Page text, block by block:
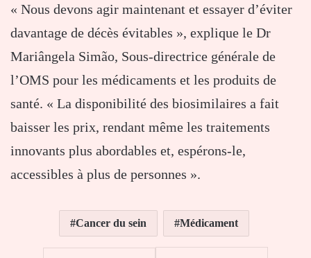
« Nous devons agir maintenant et essayer d’éviter
davantage de décès évitables », explique le Dr
Mariângela Simão, Sous-directrice générale de
l’OMS pour les médicaments et les produits de
santé. « La disponibilité des biosimilaires a fait
baisser les prix, rendant même les traitements
innovants plus abordables et, espérons-le,
accessibles à plus de personnes ».
Cancer du sein Médicament